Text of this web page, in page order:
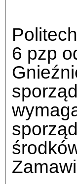
6 pzp